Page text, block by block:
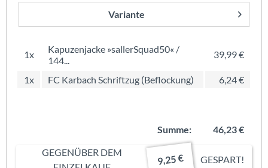
Variante
1x
Kapuzenjacke »sallerSquad50« /
144...
39,99 €
1x FC Karbach Schriftzug (Beflockung) 6,24 €
Summe:
46,23 €
GEGENÜBER DEM
9,25 € GESPART!